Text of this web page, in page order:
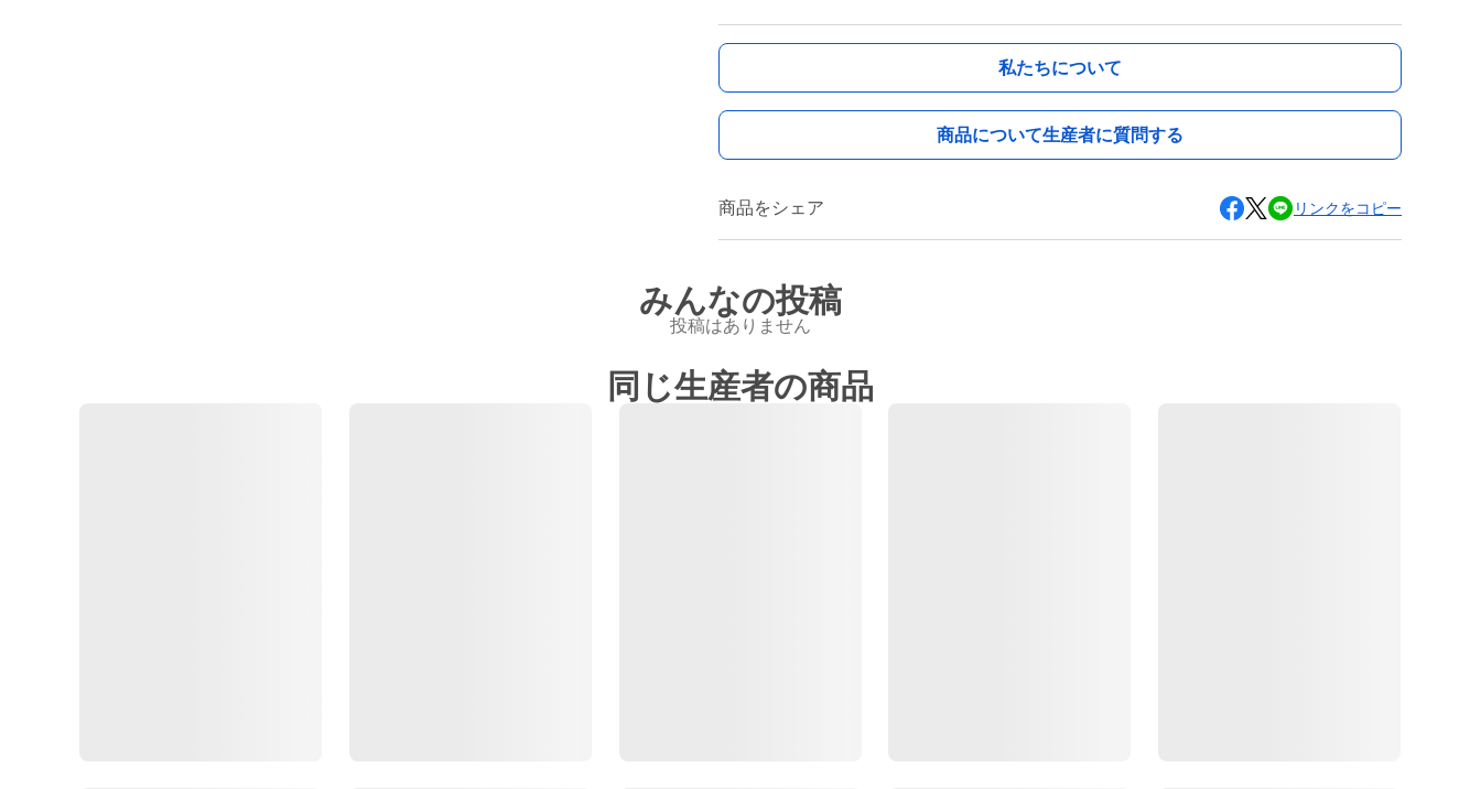
私たちについて
商品について生産者に質問する
商品をシェア リンクをコピー
みんなの投稿
投稿はありません
同じ生産者の商品